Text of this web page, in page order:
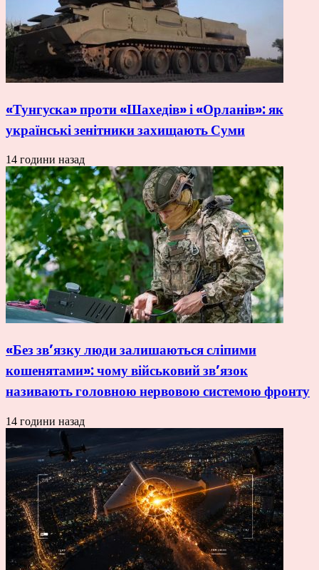
«Тунгуска» проти «Шахедів» і «Орланів»: як
українські зенітники захищають Суми
14 години назад
«Без зв’язку люди залишаються сліпими
кошенятами»: чому військовий зв’язок
називають головною нервовою системою фронту
14 години назад